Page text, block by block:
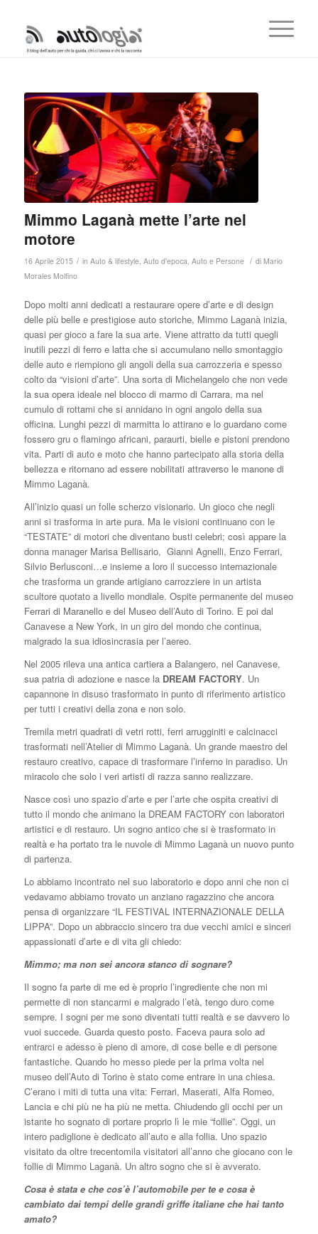
Mimmo Laganà mette l’arte nel
motore
16 Aprile 2015 / in Auto & lifestyle, Auto d'epoca, Auto e Persone / di Mario
Morales Molfino
Dopo molti anni dedicati a restaurare opere d’arte e di design
delle più belle e prestigiose auto storiche, Mimmo Laganà inizia,
quasi per gioco a fare la sua arte. Viene attratto da tutti quegli
inutili pezzi di ferro e latta che si accumulano nello smontaggio
delle auto e riempiono gli angoli della sua carrozzeria e spesso
colto da “visioni d’arte”. Una sorta di Michelangelo che non vede
la sua opera ideale nel blocco di marmo di Carrara, ma nel
cumulo di rottami che si annidano in ogni angolo della sua
officina. Lunghi pezzi di marmitta lo attirano e lo guardano come
fossero gru o flamingo africani, paraurti, bielle e pistoni prendono
vita. Parti di auto e moto che hanno partecipato alla storia della
bellezza e ritornano ad essere nobilitati attraverso le manone di
Mimmo Laganà.
All’inizio quasi un folle scherzo visionario. Un gioco che negli
anni si trasforma in arte pura. Ma le visioni continuano con le
“TESTATE” di motori che diventano busti celebri; così appare la
donna manager Marisa Bellisario, Gianni Agnelli, Enzo Ferrari,
Silvio Berlusconi…e insieme a loro il successo internazionale
che trasforma un grande artigiano carrozziere in un artista
scultore quotato a livello mondiale. Ospite permanente del museo
Ferrari di Maranello e del Museo dell’Auto di Torino. E poi dal
Canavese a New York, in un giro del mondo che continua,
malgrado la sua idiosincrasia per l’aereo.
Nel 2005 rileva una antica cartiera a Balangero, nel Canavese,
sua patria di adozione e nasce la DREAM FACTORY. Un
capannone in disuso trasformato in punto di riferimento artistico
per tutti i creativi della zona e non solo.
Tremila metri quadrati di vetri rotti, ferri arrugginiti e calcinacci
trasformati nell’Atelier di Mimmo Laganà. Un grande maestro del
restauro creativo, capace di trasformare l’inferno in paradiso. Un
miracolo che solo i veri artisti di razza sanno realizzare.
Nasce così uno spazio d’arte e per l’arte che ospita creativi di
tutto il mondo che animano la DREAM FACTORY con laboratori
artistici e di restauro. Un sogno antico che si è trasformato in
realtà e ha portato tra le nuvole di Mimmo Laganà un nuovo punto
di partenza.
Lo abbiamo incontrato nel suo laboratorio e dopo anni che non ci
vedavamo abbiamo trovato un anziano ragazzino che ancora
pensa di organizzare “IL FESTIVAL INTERNAZIONALE DELLA
LIPPA”. Dopo un abbraccio sincero tra due vecchi amici e sinceri
appassionati d’arte e di vita gli chiedo:
Mimmo; ma non sei ancora stanco di sognare?
Il sogno fa parte di me ed è proprio l’ingrediente che non mi
permette di non stancarmi e malgrado l’età, tengo duro come
sempre. I sogni per me sono diventati tutti realtà e se davvero lo
vuoi succede. Guarda questo posto. Faceva paura solo ad
entrarci e adesso è pieno di amore, di cose belle e di persone
fantastiche. Quando ho messo piede per la prima volta nel
museo dell’Auto di Torino è stato come entrare in una chiesa.
C’erano i miti di tutta una vita: Ferrari, Maserati, Alfa Romeo,
Lancia e chi più ne ha più ne metta. Chiudendo gli occhi per un
istante ho sognato di portare proprio lì le mie “follie”. Oggi, un
intero padiglione è dedicato all’auto e alla follia. Uno spazio
visitato da oltre trecentomila visitatori all’anno che giocano con le
follie di Mimmo Laganà. Un altro sogno che si è avverato.
Cosa è stata e che cos’è l’automobile per te e cosa è
cambiato dai tempi delle grandi griffe italiane che hai tanto
amato?